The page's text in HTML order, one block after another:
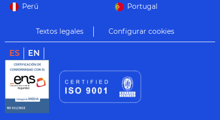
Perú Portugal
Textos legales Configurar cookies
ES EN